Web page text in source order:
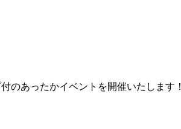
のあったかイベントを開催いたします！